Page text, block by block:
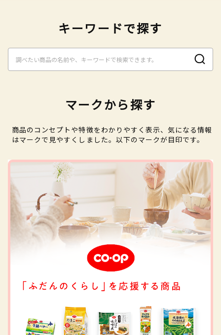
キーワードで探す
マークから探す
商品のコンセプトや特徴をわかりやすく表示、気になる情報
はマークで見やすくしました。以下のマークが目印です。